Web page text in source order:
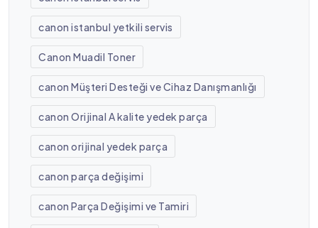
canon istanbul yetkili servis
Canon Muadil Toner
canon Müşteri Desteği ve Cihaz Danışmanlığı
canon Orijinal A kalite yedek parça
canon orijinal yedek parça
canon parça değişimi
canon Parça Değişimi ve Tamiri